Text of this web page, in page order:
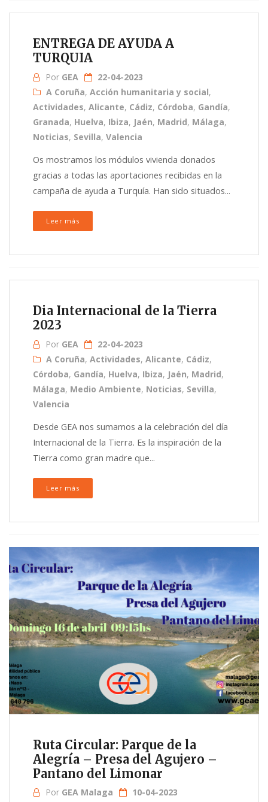
ENTREGA DE AYUDA A
TURQUIA
Por GEA
22-04-2023
A Coruña, Acción humanitaria y social,
Actividades, Alicante, Cádiz, Córdoba, Gandía,
Granada, Huelva, Ibiza, Jaén, Madrid, Málaga,
Noticias, Sevilla, Valencia
Os mostramos los módulos vivienda donados
gracias a todas las aportaciones recibidas en la
campaña de ayuda a Turquía. Han sido situados...
Leer más
Dia Internacional de la Tierra
2023
Por GEA
22-04-2023
A Coruña, Actividades, Alicante, Cádiz,
Córdoba, Gandía, Huelva, Ibiza, Jaén, Madrid,
Málaga, Medio Ambiente, Noticias, Sevilla,
Valencia
Desde GEA nos sumamos a la celebración del día
Internacional de la Tierra. Es la inspiración de la
Tierra como gran madre que...
Leer más
Ruta Circular: Parque de la
Alegría – Presa del Agujero –
Pantano del Limonar
Por GEA Malaga
10-04-2023